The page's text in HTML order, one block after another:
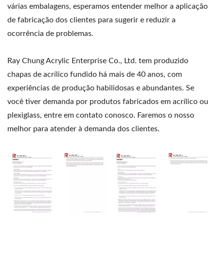
várias embalagens, esperamos entender melhor a aplicação
de fabricação dos clientes para sugerir e reduzir a
ocorrência de problemas.
Ray Chung Acrylic Enterprise Co., Ltd. tem produzido
chapas de acrílico fundido há mais de 40 anos, com
experiências de produção habilidosas e abundantes. Se
você tiver demanda por produtos fabricados em acrílico ou
plexiglass, entre em contato conosco. Faremos o nosso
melhor para atender à demanda dos clientes.